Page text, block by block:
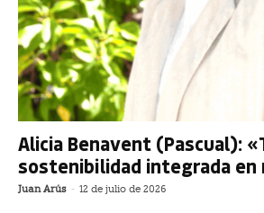
Alicia Benavent (Pascual):
sostenibilidad integrada en
Juan Arús - 12 de julio de 2026